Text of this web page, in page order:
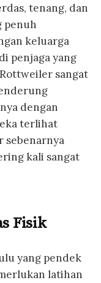
tenang, dan
penuh
keluarga
penjaga yang
sangat
dengan
terlihat
sebenarnya
kali sangat
Fisik
yang pendek
latihan